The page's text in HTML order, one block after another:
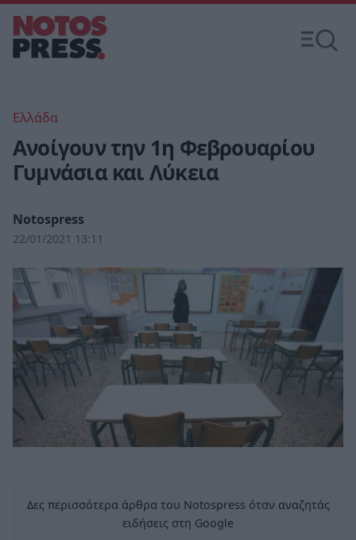
Ελλάδα
Ανοίγουν την 1η Φεβρουαρίου
Γυμνάσια και Λύκεια
Notospress
22/01/2021 13:11
Δες περισσότερα άρθρα του Notospress όταν αναζητάς
ειδήσεις στη Google